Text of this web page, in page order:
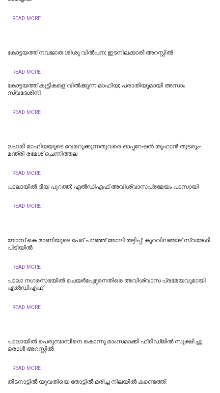
READ MORE
കോട്ടയത്ത് നവജാത ശിശു വില്‍പന; ഇടനിലക്കാരി അറസ്റ്റില്‍
READ MORE
കോട്ടയത്ത് കുട്ടികളെ വിൽക്കുന്ന മാഫിയ; പരാതിയുമായി അസാം
സ്വദേശിനി
READ MORE
ലഹരി മാഫിയയുടെ വേരറുക്കുന്നതുവരെ ഓപ്പറേഷൻ തൂഫാൻ തുടരും-
മന്ത്രി രമേശ് ചെന്നിത്തല
READ MORE
പാലായിൽ ദിയ പുറത്ത്; എല്‍ഡിഎഫ് അവിശ്വാസപ്രമേയം പാസായി
READ MORE
ജോസ് കെ മാണിയുടെ പേര് പറഞ്ഞ് ജോലി തട്ടിപ്പ്; കുറവിലങ്ങാട് സ്വദേശി
പിടിയിൽ
READ MORE
പാലാ നഗരസഭയിൽ ചെയർപേഴ്സനെതിരെ അവിശ്വാസ പ്രമേയവുമായി
എൽഡിഎഫ്
READ MORE
പാലായിൽ പെരുമ്പാമ്പിനെ കൊന്നു മാംസമാക്കി ഫ്രിഡ്ജിൽ സൂക്ഷിച്ചു;
ഒരാൾ അറസ്റ്റിൽ
READ MORE
തിടനാട്ടിൽ യുവതിയെ തോട്ടിൽ മരിച്ച നിലയിൽ കണ്ടെത്തി